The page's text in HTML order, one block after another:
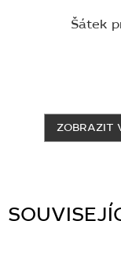
Šátek
ZOBRAZIT